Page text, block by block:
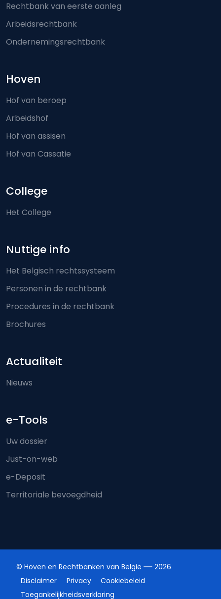
Rechtbank van eerste aanleg
Arbeidsrechtbank
Ondernemingsrechtbank
Hoven
Hof van beroep
Arbeidshof
Hof van assisen
Hof van Cassatie
College
Het College
Nuttige info
Het Belgisch rechtssysteem
Personen in de rechtbank
Procedures in de rechtbank
Brochures
Actualiteit
Nieuws
e-Tools
Uw dossier
Just-on-web
e-Deposit
Territoriale bevoegdheid
© Hoven en Rechtbanken van België
2026
Disclaimer
Privacy
Cookiebeleid
Toegankelijkheidsverklaring